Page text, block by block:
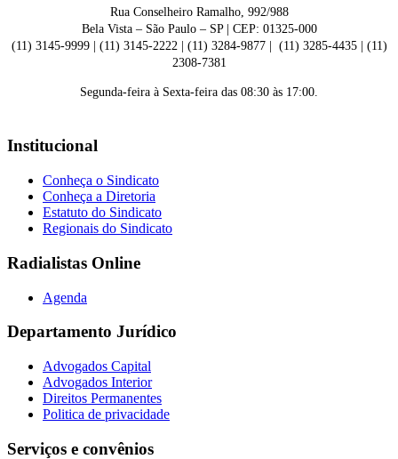
Rua Conselheiro Ramalho, 992/988
Bela Vista – São Paulo – SP | CEP: 01325-000
(11) 3145-9999 | (11) 3145-2222 | (11) 3284-9877 | (11) 3285-4435 | (11)
2308-7381
Segunda-feira à Sexta-feira das 08:30 às 17:00.
Institucional
Conheça o Sindicato
Conheça a Diretoria
Estatuto do Sindicato
Regionais do Sindicato
Radialistas Online
Agenda
Departamento Jurídico
Advogados Capital
Advogados Interior
Direitos Permanentes
Politica de privacidade
Serviços e convênios